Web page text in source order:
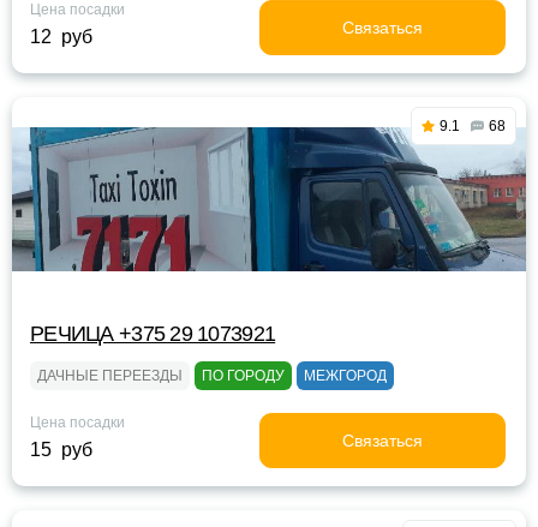
Цена посадки
12 руб Связаться
9.1 68
РЕЧИЦА +375 29 1073921
ДАЧНЫЕ ПЕРЕЕЗДЫ ПО ГОРОДУ МЕЖГОРОД
Цена посадки
15 руб Связаться